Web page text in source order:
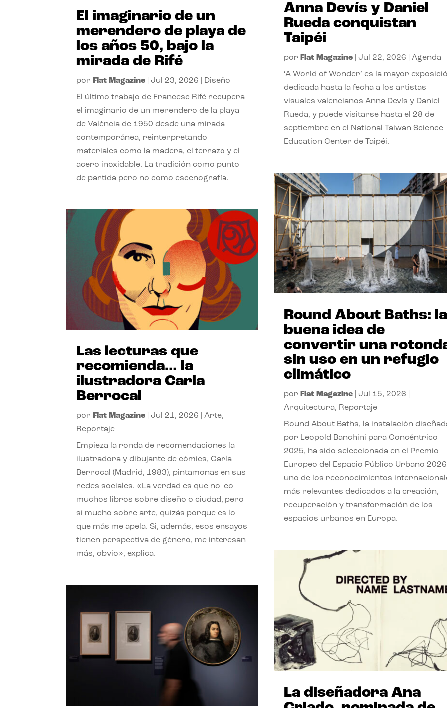
El imaginario de un
merendero de playa de
los años 50, bajo la
mirada de Rifé
por Flat Magazine Jul 23, 2026 Diseño
El último trabajo de Francesc Rifé recupera
el imaginario de un merendero de la playa
de València de 1950 desde una mirada
contemporánea, reinterpretando
materiales como la madera, el terrazo y el
acero inoxidable. La tradición como punto
de partida pero no como escenografía.
Las lecturas que
recomienda… la
ilustradora Carla
Berrocal
por Flat Magazine Jul 21, 2026 |Arte,
Reportaje
Empieza la ronda de recomendaciones la
ilustradora y dibujante de cómics, Carla
Berrocal (Madrid, 1983), pintamonas en sus
redes sociales. «La verdad es que no leo
muchos libros sobre diseño o ciudad, pero
sí mucho sobre arte, quizás porque es lo
que más me apela. Si, además, esos ensayos
tienen perspectiva de género, me interesan
más, obvio», explica.
Anna Devís y Daniel
Rueda conquistan
Taipéi
por Flat Magazine| Jul 22, 2026 Agenda
‘A World of Wonder’ es la mayor
dedicada hasta la fecha a los artistas
visuales valencianos Anna Devís y Daniel
Rueda, y puede visitarse hasta el 28 de
septiembre en el National Taiwan Science
Education Center de Taipéi.
Round About Baths: la
buena idea de
convertir una
sin uso en un refugio
climático
por Flat Magazine| Jul 15, 2026
Arquitectura, Reportaje
Round About Baths, la instalación
por Leopold Banchini para Concéntrico
2025, ha sido seleccionada en el Premio
Europeo del Espacio Público Urbano
uno de los reconocimientos
más relevantes dedicados a la creación,
recuperación y transformación de los
espacios urbanos en Europa.
La diseñadora Ana